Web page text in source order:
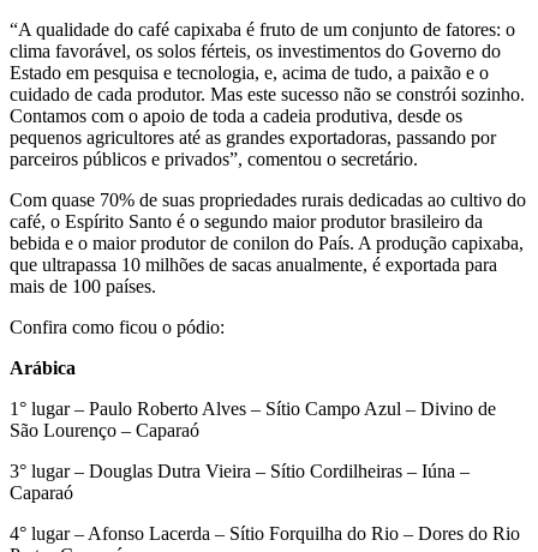
“A qualidade do café capixaba é fruto de um conjunto de fatores: o
clima favorável, os solos férteis, os investimentos do Governo do
Estado em pesquisa e tecnologia, e, acima de tudo, a paixão e o
cuidado de cada produtor. Mas este sucesso não se constrói sozinho.
Contamos com o apoio de toda a cadeia produtiva, desde os
pequenos agricultores até as grandes exportadoras, passando por
parceiros públicos e privados”, comentou o secretário.
Com quase 70% de suas propriedades rurais dedicadas ao cultivo do
café, o Espírito Santo é o segundo maior produtor brasileiro da
bebida e o maior produtor de conilon do País. A produção capixaba,
que ultrapassa 10 milhões de sacas anualmente, é exportada para
mais de 100 países.
Confira como ficou o pódio:
Arábica
1° lugar – Paulo Roberto Alves – Sítio Campo Azul – Divino de
São Lourenço – Caparaó
3° lugar – Douglas Dutra Vieira – Sítio Cordilheiras – Iúna –
Caparaó
4° lugar – Afonso Lacerda – Sítio Forquilha do Rio – Dores do Rio